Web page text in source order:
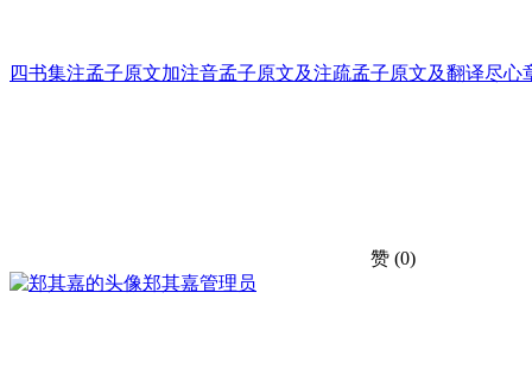
四书集注孟子原文加注音孟子原文及注疏孟子原文及翻译尽心
赞 (0)
郑其嘉管理员